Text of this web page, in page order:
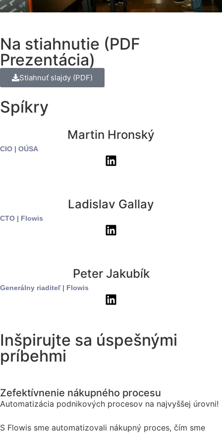
Na stiahnutie (PDF
Prezentácia)
Stiahnuť slajdy (PDF)
Spíkry
Martin Hronský
CIO | OÚSA
Ladislav Gallay
CTO | Flowis
Peter Jakubík
Generálny riaditeľ| Flowis
Inšpirujte sa úspešnými
príbehmi
Zefektívnenie nákupného procesu
Automatizácia podnikových procesov na najvyššej úrovni!
S Flowis sme automatizovali nákupný proces, čím sme